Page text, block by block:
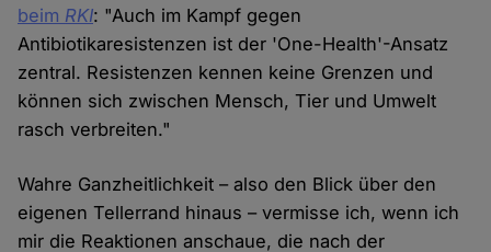
beim RKI: "Auch im Kampf gegen
Antibiotikaresistenzen ist der 'One-Health'-Ansatz
zentral. Resistenzen kennen keine Grenzen und
können sich zwischen Mensch, Tier und Umwelt
rasch verbreiten."
Wahre Ganzheitlichkeit – also den Blick über den
eigenen Tellerrand hinaus – vermisse ich, wenn ich
mir die Reaktionen anschaue, die nach der